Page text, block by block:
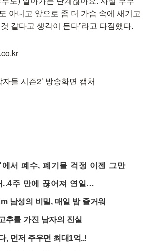
아니고 앞으로 좀 더 가슴 속에 새기고
같다고 생각이 든다”라고 다짐했다.
들 시즌2’ 방송화면 캡처